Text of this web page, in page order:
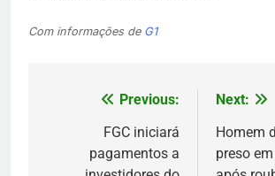
Com informações de G1
Navegação
Post
Previous:
FGC iniciará
pagamentos a
Next:
Homem
preso